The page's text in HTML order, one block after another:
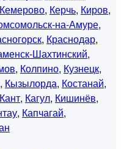
Кемерово, Керчь, Киров,
на-Амуре,
, Краснодар,
Шахтинский,
, Колпино, Кузнецк,
, Кызылорда, Костанай,
Кант, Кагул, Кишинёв,
, Капчагай,